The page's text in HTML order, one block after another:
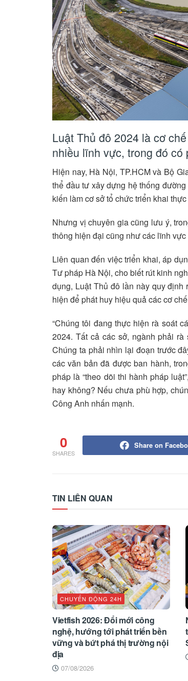
Luật Thủ đô 2024 là cơ
nhiều lĩnh vực, trong đó có
Hiện nay, Hà Nội, TP.HCM và Bộ
thể đầu tư xây dựng hệ thống
kiến làm cơ sở tổ chức triển khai
Nhưng vị chuyên gia cũng lưu ý,
thông hiện đại cũng như các lĩnh
Liên quan đến việc triển khai, áp
Tư pháp Hà Nội, cho biết rút kinh
dụng, Luật Thủ đô lần này quy
hiện để phát huy hiệu quả các cơ
“Chúng tôi đang thực hiện rà soát
2024. Tất cả các sở, ngành phải
Chúng ta phải nhìn lại đoạn trước
các văn bản đã được ban hành,
pháp là “theo dõi thi hành pháp
hay không? Nếu chưa phù hợp,
Công Anh nhấn mạnh.
0
SHARES
Share on
TIN LIÊN QUAN
CHUYỂN ĐỘNG 24H
Vietfish 2026: Đổi mới công
nghệ, hướng tới phát triển bền
vững và bứt phá thị trường nội
địa
07/08/2026